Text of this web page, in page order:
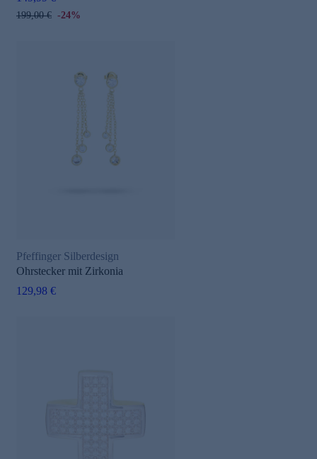
199,00 € -24%
Pfeffinger Silberdesign
Ohrstecker mit Zirkonia
129,98 €